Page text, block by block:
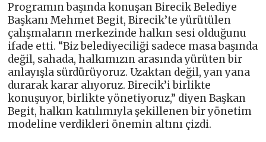
Programın başında konuşan Birecik Belediye
Başkanı Mehmet Begit, Birecik’te yürütülen
çalışmaların merkezinde halkın sesi olduğunu
ifade etti. “Biz belediyeciliği sadece masa başında
değil, sahada, halkımızın arasında yürüten bir
anlayışla sürdürüyoruz. Uzaktan değil, yan yana
durarak karar alıyoruz. Birecik’i birlikte
konuşuyor, birlikte yönetiyoruz,” diyen Başkan
Begit, halkın katılımıyla şekillenen bir yönetim
modeline verdikleri önemin altını çizdi.